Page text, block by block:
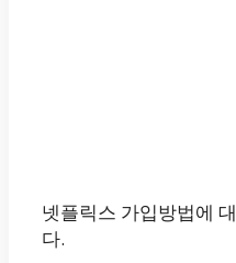
넷플릭스 가입방법에
다.